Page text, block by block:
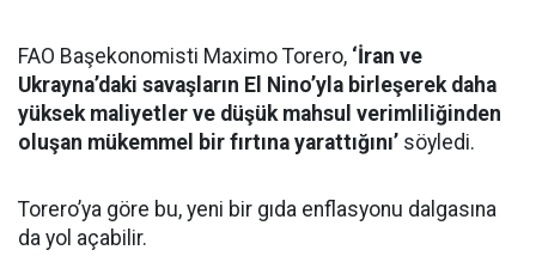
FAO Başekonomisti Maximo Torero, ‘İran ve
Ukrayna’daki savaşların El Nino’yla birleşerek daha
yüksek maliyetler ve düşük mahsul verimliliğinden
oluşan mükemmel bir fırtına yarattığını’ söyledi.
Torero’ya göre bu, yeni bir gıda enflasyonu dalgasına
da yol açabilir.